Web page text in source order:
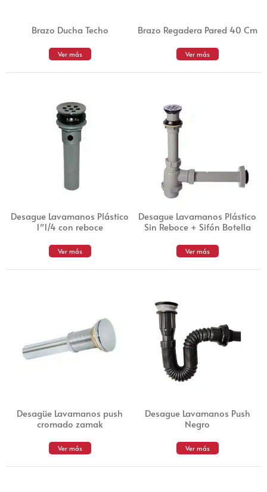
Brazo Ducha Techo
Ver más
Brazo Regadera Pared 40 Cm
Ver más
Desague Lavamanos Plástico
1″1/4 con reboce
Ver más
Desague Lavamanos Plástico
Sin Reboce + Sifón Botella
Ver más
Desagüe Lavamanos push
cromado zamak
Ver más
Desague Lavamanos Push
Negro
Ver más